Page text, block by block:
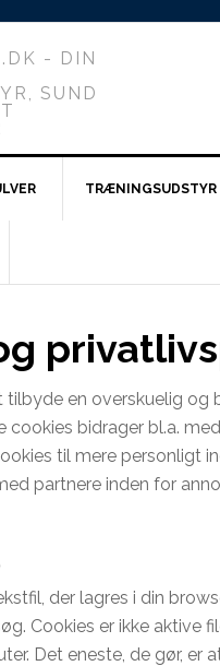
- DIN
SUND
TRÆNINGSUDSTYR
tilbyde en overskuelig
cookies bidrager bl.a.
til mere personligt
partnere inden for
der lagres i din
Cookies er ikke aktive
Det eneste, de gør,